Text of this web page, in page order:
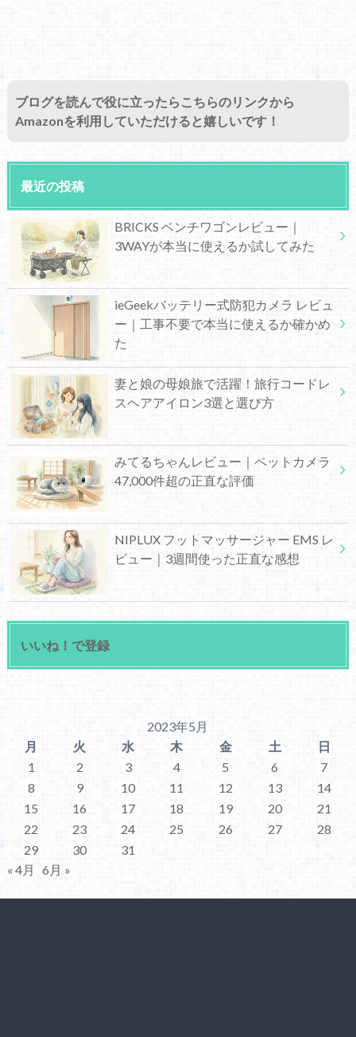
ブログを読んで役に立ったらこちらのリンクから
Amazonを利用していただけると嬉しいです！
最近の投稿
BRICKS ベンチワゴンレビュー｜
3WAYが本当に使えるか試してみた
ieGeekバッテリー式防犯カメラ レビュ
ー｜工事不要で本当に使えるか確かめ
た
妻と娘の母娘旅で活躍！旅行コードレ
スヘアアイロン3選と選び方
みてるちゃんレビュー｜ペットカメラ
47,000件超の正直な評価
NIPLUX フットマッサージャー EMS レ
ビュー｜3週間使った正直な感想
いいね！で登録
2023年5月
月
火 水 木 金 土
日
1
2 3 4 5 6
7
8
9 10 11 12 13
14
15
16 17 18 19 20
21
22
23 24 25 26 27
28
29
30
31
« 4月
6月 »